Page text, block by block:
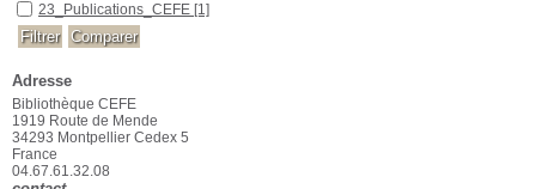
23_Publications_CEFE
23_Publications_CEFE [1]
Adresse
Bibliothèque CEFE
1919 Route de Mende
34293 Montpellier Cedex 5
France
04.67.61.32.08